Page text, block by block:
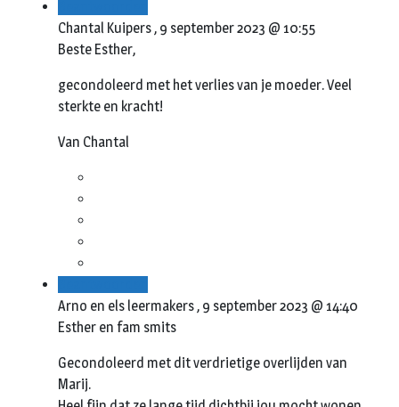
Chantal Kuipers , 9 september 2023 @ 10:55
Beste Esther,
gecondoleerd met het verlies van je moeder. Veel
sterkte en kracht!
Van Chantal
Arno en els leermakers , 9 september 2023 @ 14:40
Esther en fam smits
Gecondoleerd met dit verdrietige overlijden van
Marij.